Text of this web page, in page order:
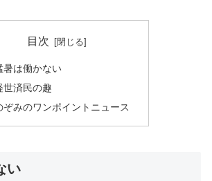
目次
暑は働かない
世済民の趣
ぞみのワンポイントニュース
い